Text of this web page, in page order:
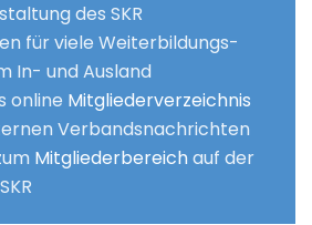
des SKR
für viele Weiterbildungs-
In- und Ausland
online Mitgliederverzeichnis
Verbandsnachrichten
Mitgliederbereichauf der